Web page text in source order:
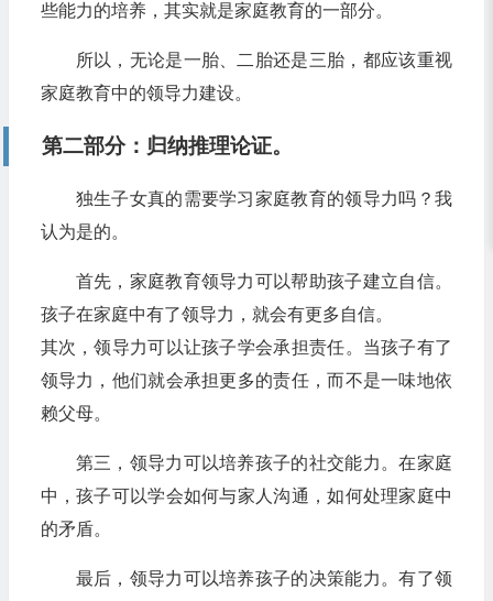
些能力的培养，其实就是家庭教育的一部分。
所以，无论是一胎、二胎还是三胎，都应该重视
家庭教育中的领导力建设。
第二部分：归纳推理论证。
独生子女真的需要学习家庭教育的领导力吗？我
认为是的。
首先，家庭教育领导力可以帮助孩子建立自信。
孩子在家庭中有了领导力，就会有更多自信。
其次，领导力可以让孩子学会承担责任。当孩子有了
领导力，他们就会承担更多的责任，而不是一味地依
赖父母。
第三，领导力可以培养孩子的社交能力。在家庭
中，孩子可以学会如何与家人沟通，如何处理家庭中
的矛盾。
最后，领导力可以培养孩子的决策能力。有了领